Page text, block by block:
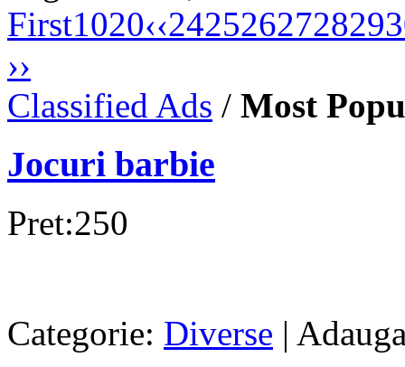
First1020‹‹242526272829
››
Classified Ads / Most
Jocuri barbie
Pret:250
Categorie: Diverse |